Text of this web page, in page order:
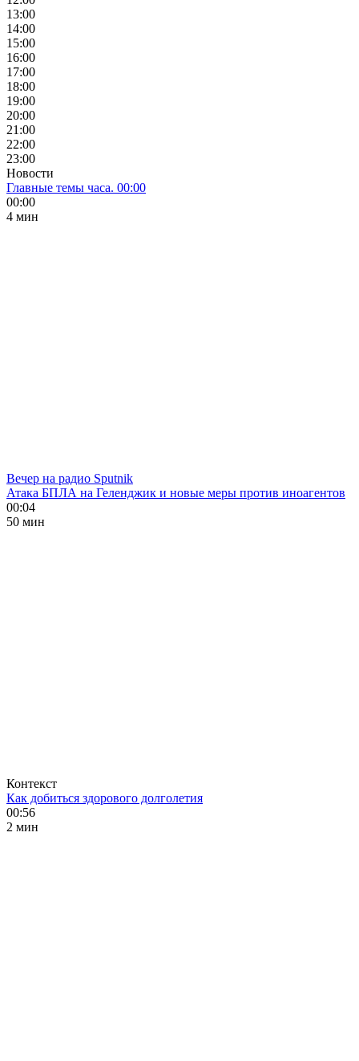
13:00
14:00
15:00
16:00
17:00
18:00
19:00
20:00
21:00
22:00
23:00
Новости
Главные темы часа. 00:00
00:00
4 мин
Вечер на радио Sputnik
Атака БПЛА на Геленджик и новые меры против иноагентов
00:04
50 мин
Контекст
Как добиться здорового долголетия
00:56
2 мин